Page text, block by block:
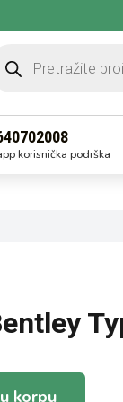
korisnička podrška
korpu